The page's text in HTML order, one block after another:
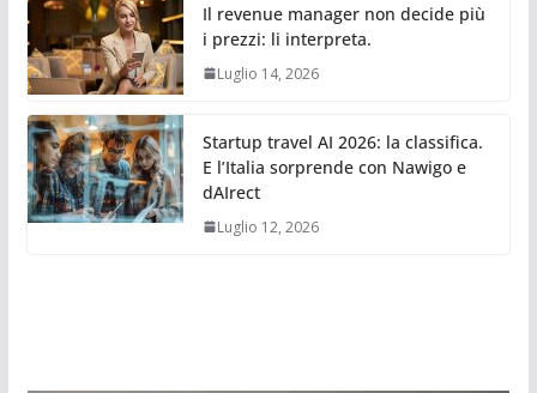
Il revenue manager non decide più
i prezzi: li interpreta.
Luglio 14, 2026
Startup travel AI 2026: la classifica.
E l’Italia sorprende con Nawigo e
dAIrect
Luglio 12, 2026